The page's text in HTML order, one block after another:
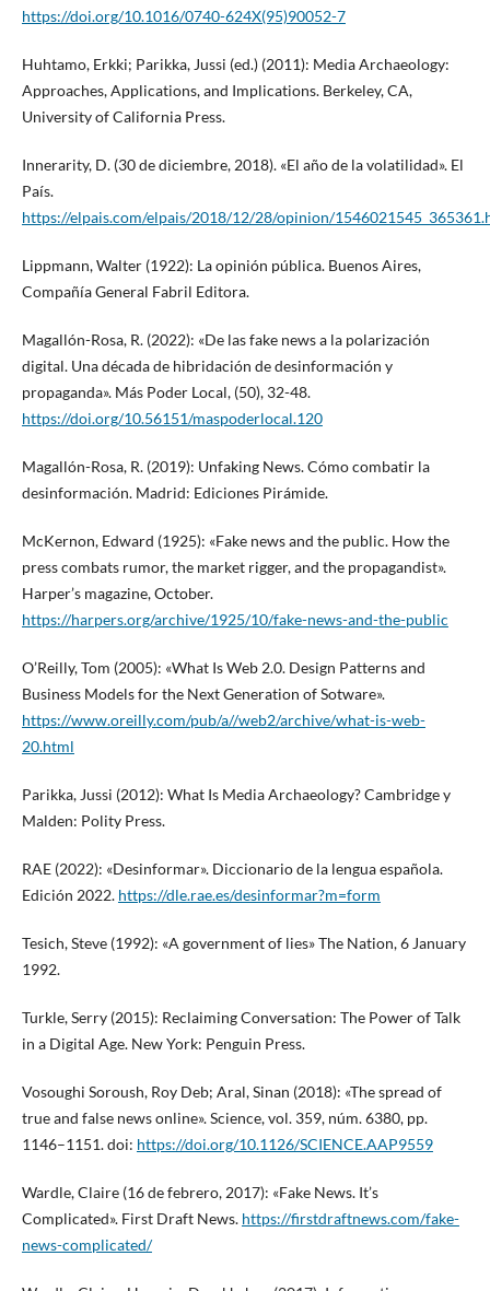
https://doi.org/10.1016/0740-624X(95)90052-7
Huhtamo, Erkki; Parikka, Jussi (ed.) (2011): Media Archaeology:
Approaches, Applications, and Implications. Berkeley, CA,
University of California Press.
Innerarity, D. (30 de diciembre, 2018). «El año de la volatilidad». El
País.
https://elpais.com/elpais/2018/12/28/opinion/
Lippmann, Walter (1922): La opinión pública. Buenos Aires,
Compañía General Fabril Editora.
Magallón-Rosa, R. (2022): «De las fake news a la polarización
digital. Una década de hibridación de desinformación y
propaganda». Más Poder Local, (50), 32-48.
https://doi.org/10.56151/maspoderlocal.120
Magallón-Rosa, R. (2019): Unfaking News. Cómo combatir la
desinformación. Madrid: Ediciones Pirámide.
McKernon, Edward (1925): «Fake news and the public. How the
press combats rumor, the market rigger, and the propagandist».
Harper’s magazine, October.
https://harpers.org/archive/1925/10/fake-news-and-the-public
O’Reilly, Tom (2005): «What Is Web 2.0. Design Patterns and
Business Models for the Next Generation of Sotware».
https://www.oreilly.com/pub/a//web2/archive/what-is-web-
20.html
Parikka, Jussi (2012): What Is Media Archaeology? Cambridge y
Malden: Polity Press.
RAE (2022): «Desinformar». Diccionario de la lengua española.
Edición 2022. https://dle.rae.es/desinformar?m=form
Tesich, Steve (1992): «A government of lies» The Nation, 6 January
1992.
Turkle, Serry (2015): Reclaiming Conversation: The Power of Talk
in a Digital Age. New York: Penguin Press.
Vosoughi Soroush, Roy Deb; Aral, Sinan (2018): «The spread of
true and false news online». Science, vol. 359, núm. 6380, pp.
1146–1151. doi: https://doi.org/10.1126/SCIENCE.AAP9559
Wardle, Claire (16 de febrero, 2017): «Fake News. It’s
Complicated». First Draft News. https://firstdraftnews.com/fake-
news-complicated/